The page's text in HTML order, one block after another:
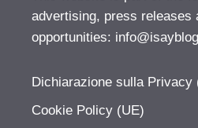
advertising, press releases
opportunities:
Dichiarazione sulla Privacy
Cookie Policy (UE)